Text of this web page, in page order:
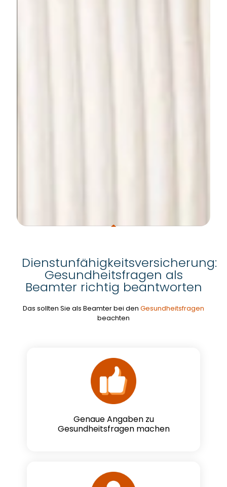
Dienstunfähigkeitsversicherung:
Gesundheitsfragen als
Beamter richtig beantworten
Das sollten Sie als Beamter bei den Gesundheitsfragen
beachten
Genaue Angaben zu
Gesundheitsfragen machen